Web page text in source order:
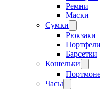
Ремни
Маски
Сумки
Рюкзаки
Портфели
Барсетки
Кошельки
Часы